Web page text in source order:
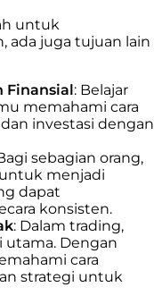
untuk
ada juga tujuan lain
Finansial: Belajar
memahami cara
investasi dengan
sebagian orang,
menjadi
dapat
konsisten.
: Dalam trading,
utama. Dengan
cara
strategi untuk